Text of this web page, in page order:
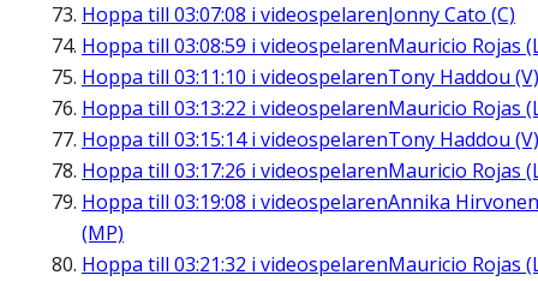
Hoppa till 03:07:08 i videospelarenJonny Cato (C)
Hoppa till 03:08:59 i videospelarenMauricio Rojas
Hoppa till 03:11:10 i videospelarenTony Haddou (V)
Hoppa till 03:13:22 i videospelarenMauricio Rojas
Hoppa till 03:15:14i videospelarenTony Haddou (V)
Hoppa till 03:17:26 i videospelarenMauricio Rojas
Hoppa till 03:19:08 i videospelarenAnnika Hirvonen
(MP)
Hoppa till 03:21:32 i videospelarenMauricio Rojas